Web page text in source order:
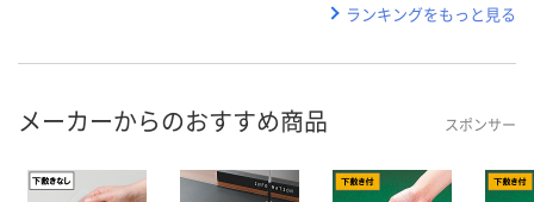
ランキングをもっと見る
メーカーからのおすすめ商品 スポンサー